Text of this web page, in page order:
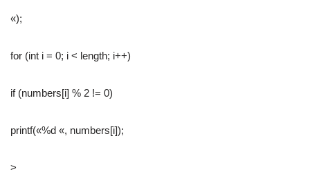
«);
for (int i = 0; i < length; i++)
if (numbers[i] % 2 != 0)
printf(«%d «, numbers[i]);
>